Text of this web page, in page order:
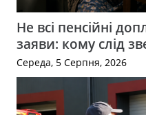
Не всі пенсійні
заяви: кому слід
Середа, 5 Серпня, 2026